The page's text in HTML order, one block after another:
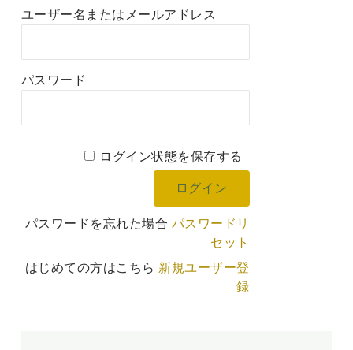
ユーザー名またはメールアドレス
パスワード
ログイン状態を保存する
パスワードを忘れた場合 パスワードリ
セット
はじめての方はこちら 新規ユーザー登
録